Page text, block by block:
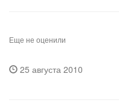
Еще не оценили
25 августа 2010